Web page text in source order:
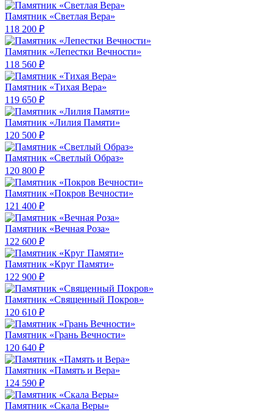
Памятник «Светлая Вера»
118 200 ₽
Памятник «Лепестки Вечности»
118 560 ₽
Памятник «Тихая Вера»
119 650 ₽
Памятник «Лилия Памяти»
120 500 ₽
Памятник «Светлый Образ»
120 800 ₽
Памятник «Покров Вечности»
121 400 ₽
Памятник «Вечная Роза»
122 600 ₽
Памятник «Круг Памяти»
122 900 ₽
Памятник «Священный Покров»
120 610 ₽
Памятник «Грань Вечности»
120 640 ₽
Памятник «Память и Вера»
124 590 ₽
Памятник «Скала Веры»